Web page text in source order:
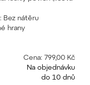
Bez nátěru
hrany
Cena: 799,00 Kč
Na objednávku
do 10 dnů